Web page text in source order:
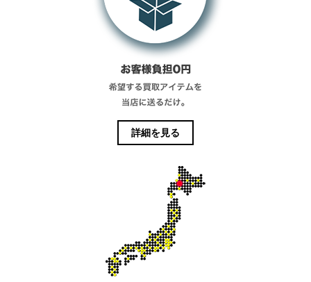
詳細を見る